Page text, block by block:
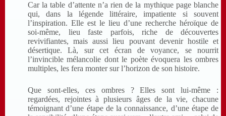
Car la table d’attente n’a rien de la mythique page blanche
qui, dans la légende littéraire, impatiente si souvent
l’inspiration. Elle est le lieu d’une recherche héroïque de
soi-même, lieu faste parfois, riche de découvertes
revivifiantes, mais aussi lieu pouvant devenir hostile et
désertique. Là, sur cet écran de voyance, se nourrit
l’invincible mélancolie dont le poète évoquera les ombres
multiples, les fera monter sur l’horizon de son histoire.
Que sont-elles, ces ombres ? Elles sont lui-même :
regardées, rejointes à plusieurs âges de la vie, chacune
témoignant d’une étape de la connaissance, d’une étape de